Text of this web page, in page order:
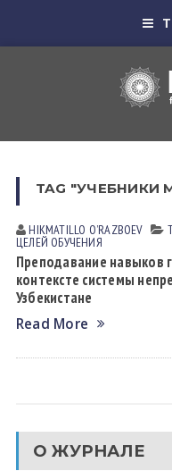
TAG
HIKMATILLO OʼRАZBOEV
ЦЕЛЕЙ ОБУЧЕНИЯ
Преподавание навыков
контексте системы
Узбекистане
Read More
О ЖУРНАЛЕ